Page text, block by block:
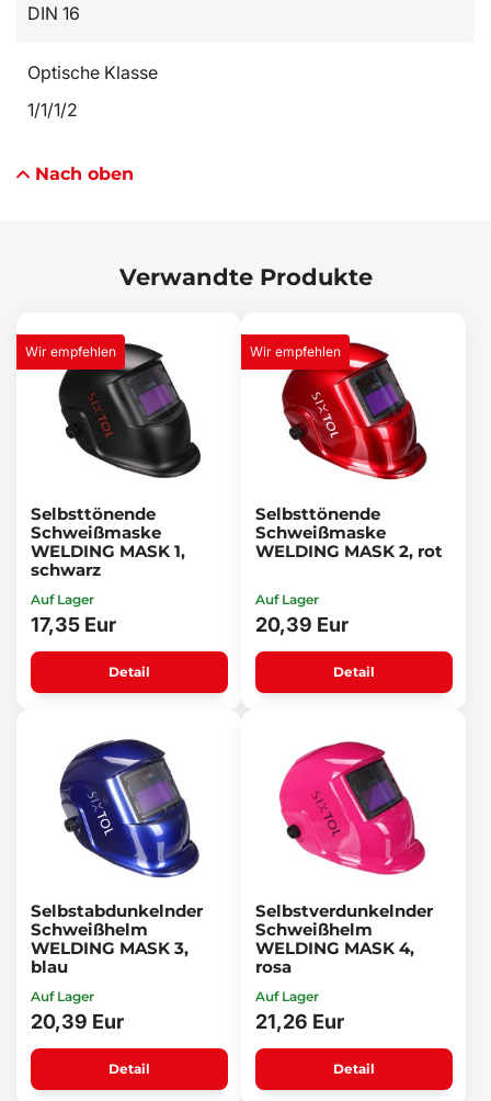
DIN 16
Optische Klasse
1/1/1/2
Nach oben
Verwandte Produkte
Wir empfehlen
Selbsttönende
Schweißmaske
WELDING MASK 1,
schwarz
Auf Lager
17,35 Eur
Detail
Wir empfehlen
Selbsttönende
Schweißmaske
WELDING MASK 2, rot
Auf Lager
20,39 Eur
Detail
Selbstabdunkelnder
Schweißhelm
WELDING MASK 3,
blau
Auf Lager
20,39 Eur
Detail
Selbstverdunkelnder
Schweißhelm
WELDING MASK 4,
rosa
Auf Lager
21,26 Eur
Detail